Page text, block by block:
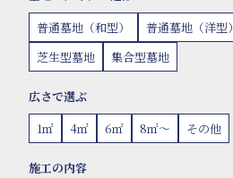
普通墓地（和型）
普通墓地（洋型）
芝生型墓地
集合型墓地
広さで選ぶ
1㎡
4㎡ 6㎡ 8㎡〜 その他
施工の内容